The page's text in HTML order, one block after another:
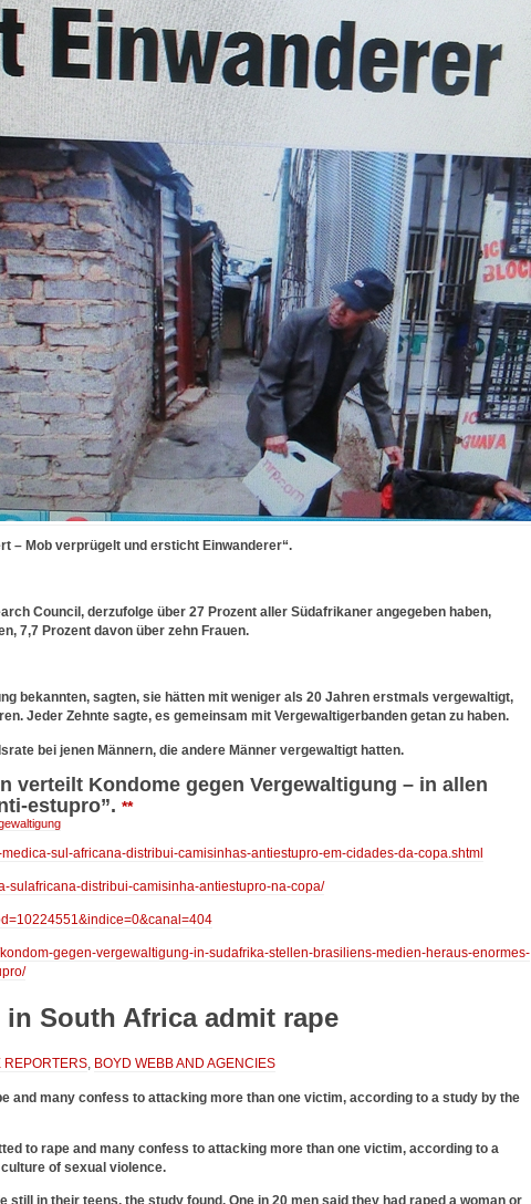
– Mob verprügelt und ersticht Einwanderer“.
Council, derzufolge über 27 Prozent aller Südafrikaner angegeben haben,
7,7 Prozent davon über zehn Frauen.
bekannten, sagten, sie hätten mit weniger als 20 Jahren erstmals vergewaltigt,
Jeder Zehnte sagte, es gemeinsam mit Vergewaltigerbanden getan zu haben.
bei jenen Männern, die andere Männer vergewaltigt hatten.
verteilt Kondome gegen Vergewaltigung – in allen
estupro”. **
sul-africana-distribui-camisinhas-antiestupro-em-cidades-da-copa.shtml
sulafricana-distribui-camisinha-antiestupro-na-copa/
gegen-vergewaltigung-in-sudafrika-stellen-brasiliens-medien-heraus-enormes-
in South Africa admit rape
REPORTERS, BOYD WEBB AND AGENCIES
and many confess to attacking more than one victim, according to a study by the
to rape and many confess to attacking more than one victim, according to a
of sexual violence.
in their teens, the study found. One in 20 men said they had raped a woman or